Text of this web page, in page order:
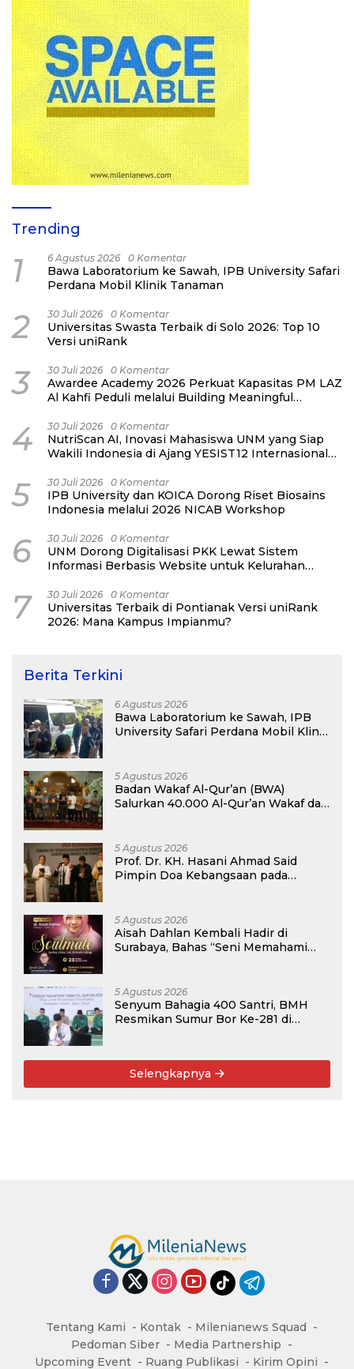
Trending
1 6 Agustus 2026 0 Komentar
Bawa Laboratorium ke Sawah, IPB University Safari
Perdana Mobil Klinik Tanaman
2 30 Juli 2026 0 Komentar
Universitas Swasta Terbaik di Solo 2026: Top 10
Versi uniRank
3 30 Juli 2026 0 Komentar
Awardee Academy 2026 Perkuat Kapasitas PM LAZ
Al Kahfi Peduli melalui Building Meaningful
4 30 Juli 2026 0 Komentar
NutriScan AI, Inovasi Mahasiswa UNM yang Siap
Wakili Indonesia di Ajang YESIST12 Internasional
5 30 Juli 2026 0 Komentar
IPB University dan KOICA Dorong Riset Biosains
Indonesia melalui 2026 NICAB Workshop
6 30 Juli 2026 0 Komentar
UNM Dorong Digitalisasi PKK Lewat Sistem
Informasi Berbasis Website untuk Kelurahan
7 30 Juli 2026 0 Komentar
Universitas Terbaik di Pontianak Versi uniRank
2026: Mana Kampus Impianmu?
Berita Terkini
6 Agustus 2026
Bawa Laboratorium ke Sawah, IPB
University Safari Perdana Mobil Klinik
5 Agustus 2026
Badan Wakaf Al-Qur’an (BWA)
Salurkan 40.000 Al-Qur’an Wakaf dan
5 Agustus 2026
Prof. Dr. KH. Hasani Ahmad Said
Pimpin Doa Kebangsaan pada
Pemasyarakatan RI
5 Agustus 2026
Aisah Dahlan Kembali Hadir di
Surabaya, Bahas “Seni Memahami
5 Agustus 2026
Senyum Bahagia 400 Santri, BMH
Resmikan Sumur Bor Ke-281 di
Selengkapnya
Tentang Kami Kontak
Milenianews Squad
Pedoman Siber
Media Partnership
Upcoming Event
Ruang Publikasi Kirim Opini